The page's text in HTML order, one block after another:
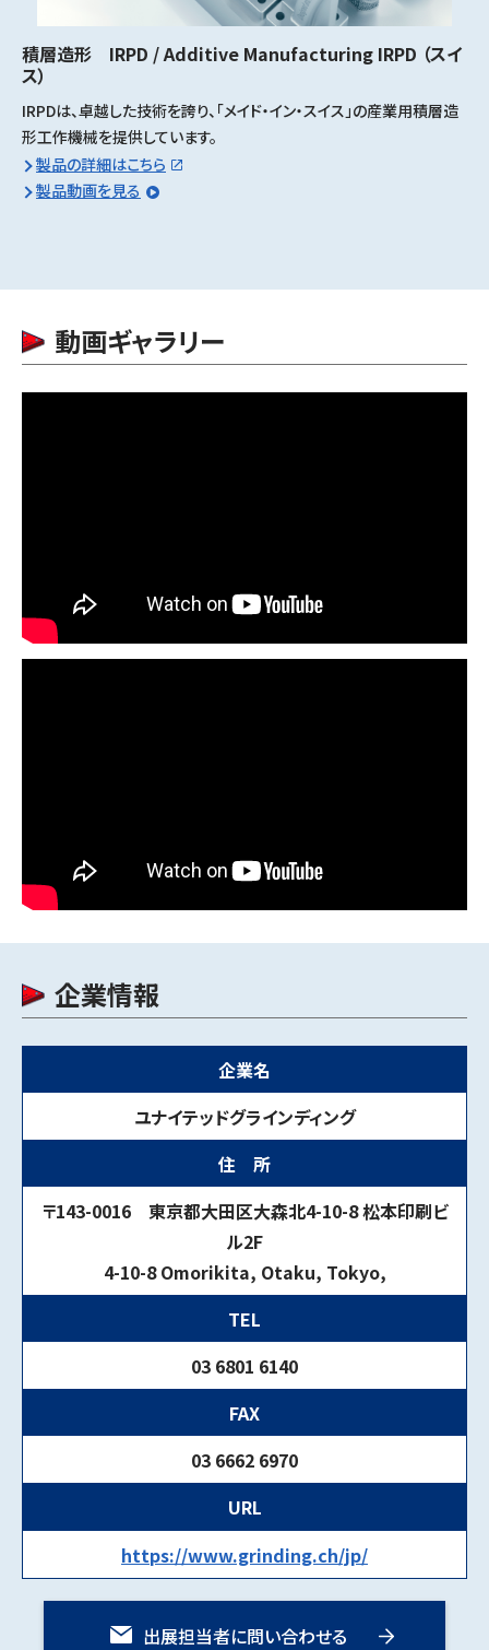
積層造形 IRPD / Additive Manufacturing IRPD （スイ
ス）
IRPDは、卓越した技術を誇り、「メイド・イン・スイス」の産業用積層造
形工作機械を提供しています。
製品の詳細はこちら
製品動画を見る
動画ギャラリー
企業情報
企業名
ユナイテッドグラインディング
住 所
〒143-0016 東京都大田区大森北4-10-8 松本印刷ビ
ル2F
4-10-8 Omorikita, Otaku, Tokyo,
TEL
03 6801 6140
FAX
03 6662 6970
URL
https://www.grinding.ch/jp/
出展担当者に問い合わせる